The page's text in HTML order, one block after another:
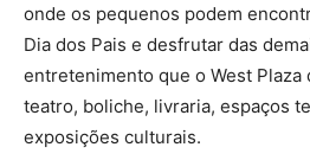
onde os pequenos podem
Dia dos Pais e desfrutar das
entretenimento que o West Plaza
teatro, boliche, livraria, espaços
exposições culturais.